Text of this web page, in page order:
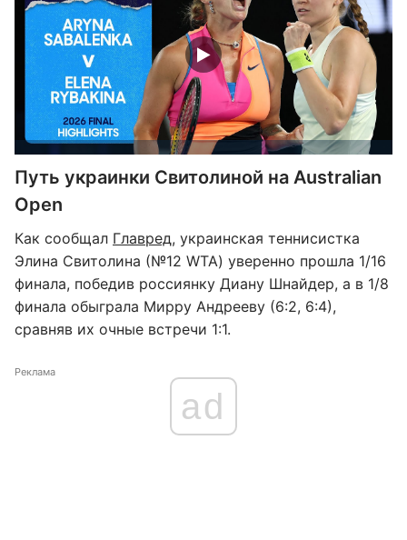
Путь украинки Свитолиной на Australian
Open
Как сообщал Главред, украинская теннисистка
Элина Свитолина (№12 WTA) уверенно прошла 1/16
финала, победив россиянку Диану Шнайдер, а в 1/8
финала обыграла Мирру Андрееву (6:2, 6:4),
сравняв их очные встречи 1:1.
Реклама
ad